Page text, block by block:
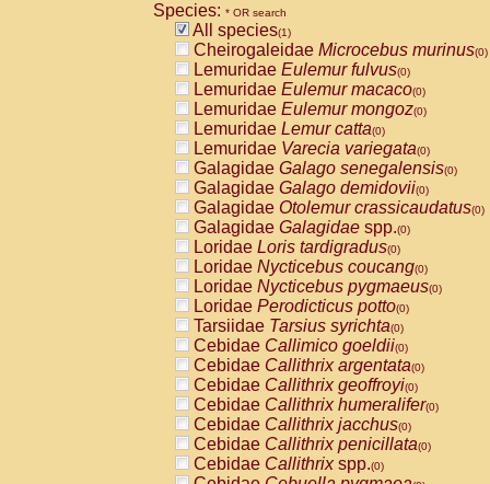
Species: * OR search
All species(1)
Cheirogaleidae Microcebus murinus(0)
Lemuridae Eulemur fulvus(0)
Lemuridae Eulemur macaco(0)
Lemuridae Eulemur mongoz(0)
Lemuridae Lemur catta(0)
Lemuridae Varecia variegata(0)
Galagidae Galago senegalensis(0)
Galagidae Galago demidovii(0)
Galagidae Otolemur crassicaudatus(0)
Galagidae Galagidae spp.(0)
Loridae Loris tardigradus(0)
Loridae Nycticebus coucang(0)
Loridae Nycticebus pygmaeus(0)
Loridae Perodicticus potto(0)
Tarsiidae Tarsius syrichta(0)
Cebidae Callimico goeldii(0)
Cebidae Callithrix argentata(0)
Cebidae Callithrix geoffroyi(0)
Cebidae Callithrix humeralifer(0)
Cebidae Callithrix jacchus(0)
Cebidae Callithrix penicillata(0)
Cebidae Callithrixspp.(0)